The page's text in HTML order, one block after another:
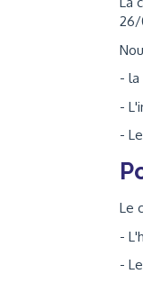
26/
- la
-
-
Le
-
-